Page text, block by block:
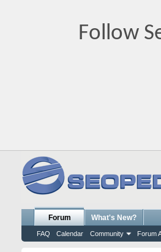
Follow
Forum
FAQ Calendar Community Forum
What's New?